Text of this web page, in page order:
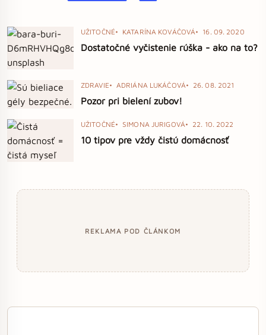
UŽITOČNÉ KATARÍNA KOVÁČOVÁ 16. 09. 2020
Dostatočné vyčistenie rúška - ako na to?
ZDRAVIE ADRIÁNA LUKÁČOVÁ 26. 08. 2021
Pozor pri bielení zubov!
UŽITOČNÉ SIMONA JURIGOVÁ 22. 10. 2022
10 tipov pre vždy čistú domácnosť
REKLAMA POD ČLÁNKOM